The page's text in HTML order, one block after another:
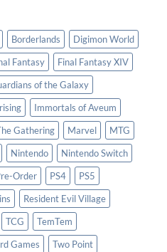
Borderlands
Digimon World
Fantasy
Final Fantasy XIV
of the Galaxy
Immortals of Aveum
Gathering Marvel
MTG
Nintendo
Nintendo Switch
Order PS4
PS5
Resident Evil Village
TCG
TemTem
Games Two Point